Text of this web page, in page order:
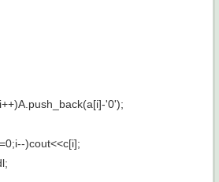
'0');
)cout<<c[i];